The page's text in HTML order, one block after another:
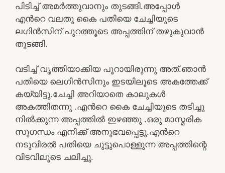
പിടിച്ച് അമര്‍ത്തുവാനും തുടങ്ങി.അപ്പോൾ
എൻറെ വലതു കൈ പതിയെ ചേച്ചിയുടെ
ലഗിൻസിന് പുറത്തൂടെ അപ്പത്തിന് തഴുകുവാൻ
തുടങ്ങി.
വടിച്ച് വൃത്തിയാക്കിയ പൂറായിരുന്നു അത്.ഞാൻ
പതിയെ ലെഗിൻസിനും ഇടയിലൂടെ അകത്തേക്ക്
കയ്യിട്ടു.ചേച്ചി അറിയാതെ കാലുകൾ
അകത്തിതന്നു .എൻറെ കൈ ചേച്ചിയുടെ തടിച്ചു
നിൽക്കുന്ന അപ്പത്തിൽ ഇഴഞ്ഞു .ഒരു മാസ്മരിക
സുഗന്ധം എനിക്ക് അനുഭവപ്പെട്ടു.എൻറെ
നടുവിരൽ പതിയെ ചുട്ടുപൊള്ളുന്ന അപ്പത്തിന്റെ
വിടവിലൂടെ ചലിച്ചു.